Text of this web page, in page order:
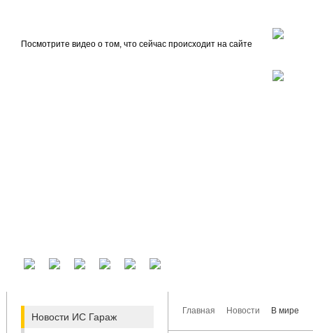
Посмотрите видео о том, что сейчас происходит на сайте
Новости ИС Гараж
Главная Новости В мире